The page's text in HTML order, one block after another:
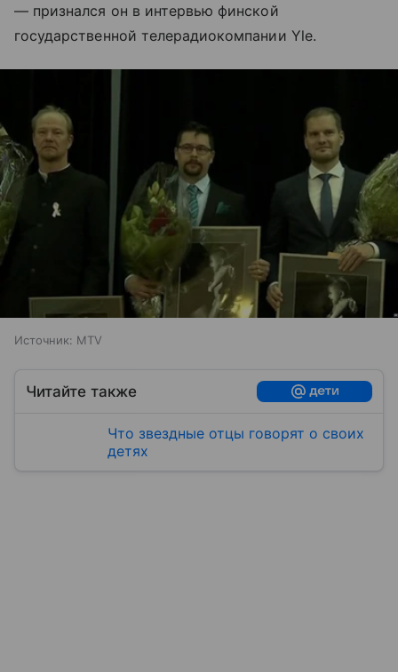
— признался он в интервью финской
государственной телерадиокомпании Yle.
Источник: MTV
Читайте также
Что звездные отцы говорят о своих
детях